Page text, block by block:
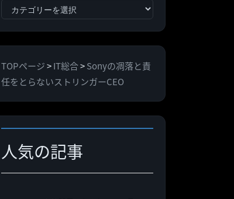
べ
カ
テ
ゴ
リ
ー
TOPページ>IT総合>Sonyの凋落と責
任をとらないストリンガーCEO
人気の記事